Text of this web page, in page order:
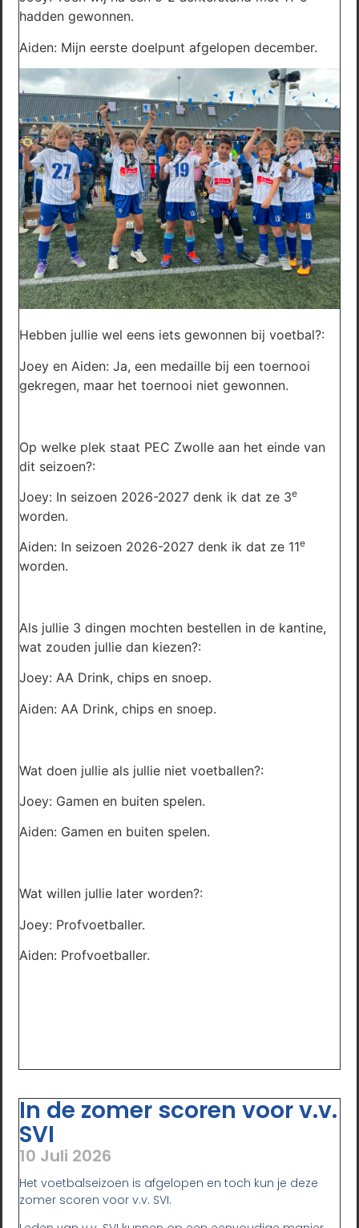
hadden gewonnen.
Aiden: Mijn eerste doelpunt afgelopen december.
Hebben jullie wel eens iets gewonnen bij voetbal?:
Joey en Aiden: Ja, een medaille bij een toernooi
gekregen, maar het toernooi niet gewonnen.
Op welke plek staat PEC Zwolle aan het einde van
dit seizoen?:
Joey: In seizoen 2026-2027 denk ik dat ze 3e
worden.
Aiden: In seizoen 2026-2027 denk ik dat ze 11e
worden.
Als jullie 3 dingen mochten bestellen in de kantine,
wat zouden jullie dan kiezen?:
Joey: AA Drink, chips en snoep.
Aiden: AA Drink, chips en snoep.
Wat doen jullie als jullie niet voetballen?:
Joey: Gamen en buiten spelen.
Aiden: Gamen en buiten spelen.
Wat willen jullie later worden?:
Joey: Profvoetballer.
Aiden: Profvoetballer.
In de zomer scoren voor v.v.
SVI
10 Juli 2026
Het voetbalseizoen is afgelopen en toch kun je deze
zomer scoren voor v.v. SVI.